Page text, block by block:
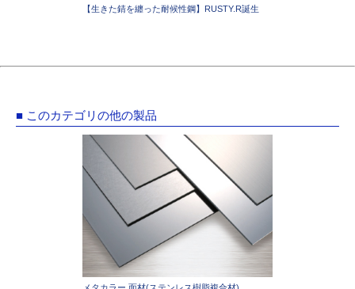
【生きた錆を纏った耐候性鋼】RUSTY.R誕生
■ このカテゴリの他の製品